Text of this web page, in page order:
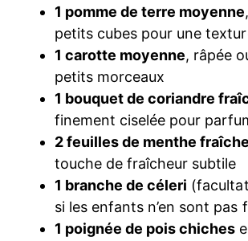
1 pomme de terre moyenne
petits cubes pour une
1 carotte moyenne, râpée
petits morceaux
1 bouquet de coriandre
finement ciselée pour
2 feuilles de menthe fraîche
touche de fraîcheur subtile
1 branche de céleri
si les enfants n’en sont pas
1 poignée de pois chiches